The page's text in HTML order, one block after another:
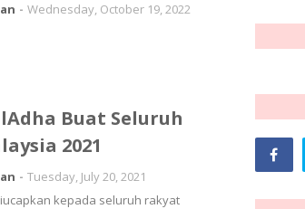
Wednesday, October 19, 2022
Buat Seluruh
2021
Tuesday, July 20, 2021
kepada seluruh rakyat